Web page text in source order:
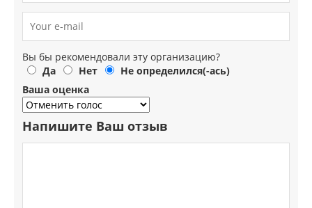
Вы бы рекомендовали эту организацию?
Да
Нет
Не определился(-ась)
Ваша оценка
Напишите Ваш отзыв